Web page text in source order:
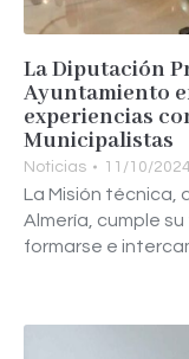
La Diputación
Ayuntamiento
experiencias
Municipalistas
Noticias 11/10/2024
La Misión técnica,
Almería, cumple
formarse e